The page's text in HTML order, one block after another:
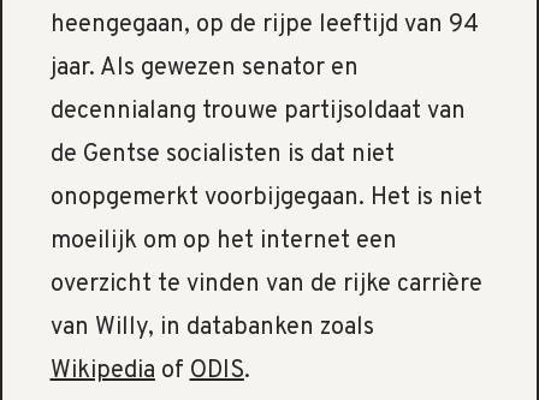
heengegaan, op de rijpe leeftijd van 94
jaar. Als gewezen senator en
decennialang trouwe partijsoldaat van
de Gentse socialisten is dat niet
onopgemerkt voorbijgegaan. Het is niet
moeilijk om op het internet een
overzicht te vinden van de rijke carrière
van Willy, in databanken zoals
WikipediaofODIS.